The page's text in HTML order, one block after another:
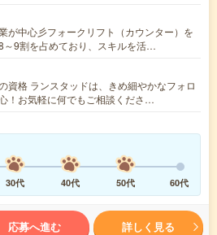
が中心彡フォークリフト（カウンター）を
～9割を占めており、スキルを活…
資格 ランスタッドは、きめ細やかなフォロ
！お気軽に何でもご相談くださ…
30代 40代 50代 60代
応募へ進む 詳しく見る